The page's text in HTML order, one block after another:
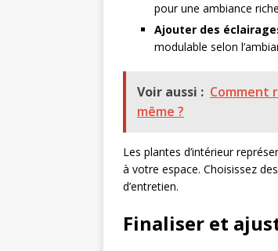
pour une ambiance
Ajouter des
modulable selon
Voir aussi : Comment
même ?
Les plantes d’intérieur
à votre espace. Choisissez
d’entretien.
Finaliser et